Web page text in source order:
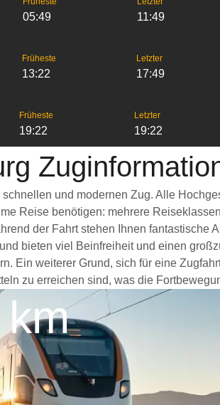
05:49 11:49
Früheste
13:22
Letzter
17:49
Früheste
19:22
Letzter
19:22
und modernen Zug. Alle
Reise benötigen: mehrere
der Fahrt stehen Ihnen fantastische
bieten viel Beinfreiheit und einen
Ein weiterer Grund, sich für eine
zu erreichen sind, was die